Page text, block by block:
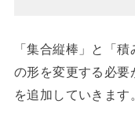
「集合縦棒」と「
の形を変更する必
を追加していきます。